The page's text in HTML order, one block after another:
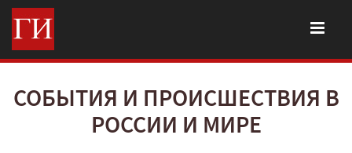
СОБЫТИЯ И ПРОИСШЕСТВИЯ В
РОССИИ И МИРЕ